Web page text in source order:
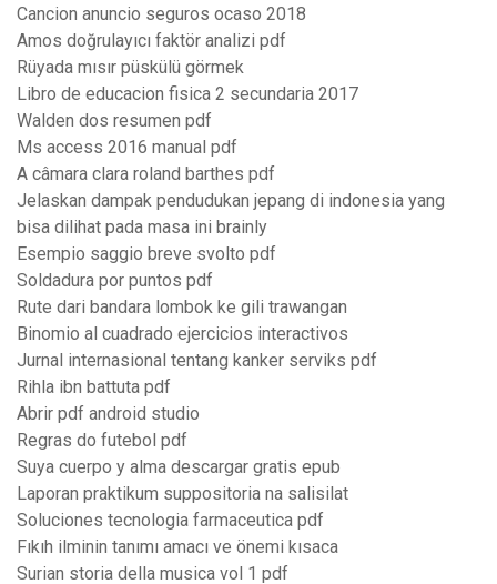
Cancion anuncio seguros ocaso 2018
Amos doğrulayıcı faktör analizi pdf
Rüyada mısır püskülü görmek
Libro de educacion fisica 2 secundaria 2017
Walden dos resumen pdf
Ms access 2016 manual pdf
A câmara clara roland barthes pdf
Jelaskan dampak pendudukan jepang di indonesia yang
bisa dilihat pada masa ini brainly
Esempio saggio breve svolto pdf
Soldadura por puntos pdf
Rute dari bandara lombok ke gili trawangan
Binomio al cuadrado ejercicios interactivos
Jurnal internasional tentang kanker serviks pdf
Rihla ibn battuta pdf
Abrir pdf android studio
Regras do futebol pdf
Suya cuerpo y alma descargar gratis epub
Laporan praktikum suppositoria na salisilat
Soluciones tecnologia farmaceutica pdf
Fıkıh ilminin tanımı amacı ve önemi kısaca
Surian storia della musica vol 1 pdf